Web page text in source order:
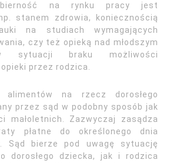
na rynku pracy jest
stanem zdrowia, koniecznością
na studiach wymagających
czy też opieką nad młodszym
sytuacji braku możliwości
przez rodzica.
alimentów na rzecz dorosłego
przez sąd w podobny sposób jak
małoletnich. Zazwyczaj zasądza
płatne do określonego dnia
Sąd bierze pod uwagę sytuację
dorosłego dziecka, jak i rodzica